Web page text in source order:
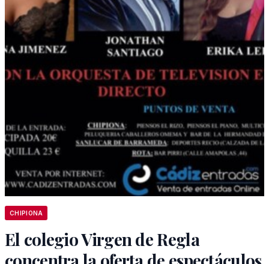
CHIPIONA
El colegio Virgen de Regla